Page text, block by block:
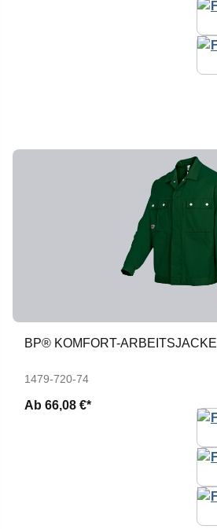
BP® KOMFORT-ARBEITSJACKE
1479-720-74
Ab 66,08 €*